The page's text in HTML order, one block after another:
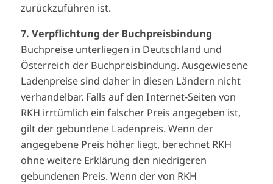
zurückzuführen ist.
7. Verpflichtung der Buchpreisbindung
Buchpreise unterliegen in Deutschland und
Österreich der Buchpreisbindung. Ausgewiesene
Ladenpreise sind daher in diesen Ländern nicht
verhandelbar. Falls auf den Internet-Seiten von
RKH irrtümlich ein falscher Preis angegeben ist,
gilt der gebundene Ladenpreis. Wenn der
angegebene Preis höher liegt, berechnet RKH
ohne weitere Erklärung den niedrigeren
gebundenen Preis. Wenn der von RKH